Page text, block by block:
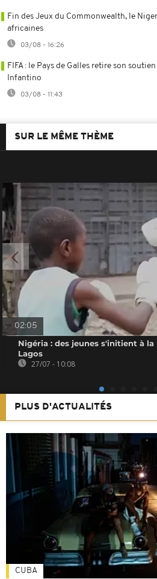
Fin des Jeux du Commonwealth, le
africaines
03/08 - 16:26
FIFA : le Pays de Galles retire son
Infantino
03/08 - 11:43
SUR LE MÊME THÈME
02:05
Nigéria : des jeunes s'initient à la
Lagos
27/07 - 10:08
PLUS D'ACTUALITÉS
CUBA